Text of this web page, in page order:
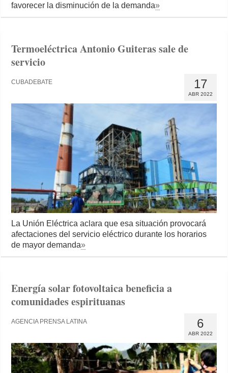
favorecer la disminución de la demanda»
Termoeléctrica Antonio Guiteras sale de
servicio
17
ABR 2022
CUBADEBATE
La Unión Eléctrica aclara que esa situación provocará
afectaciones del servicio eléctrico durante los horarios
de mayor demanda»
Energía solar fotovoltaica beneficia a
comunidades espirituanas
6
ABR 2022
AGENCIA PRENSA LATINA